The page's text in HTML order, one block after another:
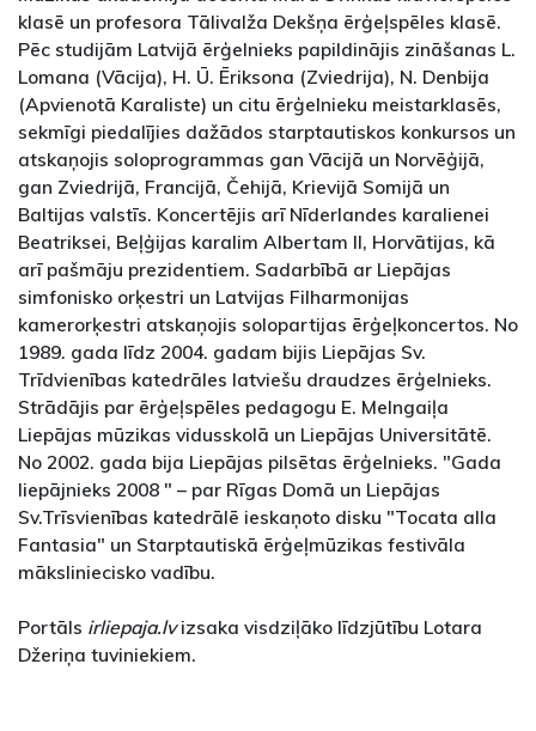
klasē un profesora Tālivalža Dekšņa ērģeļspēles klasē.
Pēc studijām Latvijā ērģelnieks papildinājis zināšanas L.
Lomana (Vācija), H. Ū. Ēriksona (Zviedrija), N. Denbija
(Apvienotā Karaliste) un citu ērģelnieku meistarklasēs,
sekmīgi piedalījies dažādos starptautiskos konkursos un
atskaņojis soloprogrammas gan Vācijā un Norvēģijā,
gan Zviedrijā, Francijā, Čehijā, Krievijā Somijā un
Baltijas valstīs. Koncertējis arī Nīderlandes karalienei
Beatriksei, Beļģijas karalim Albertam II, Horvātijas, kā
arī pašmāju prezidentiem. Sadarbībā ar Liepājas
simfonisko orķestri un Latvijas Filharmonijas
kamerorķestri atskaņojis solopartijas ērģeļkoncertos. No
1989. gada līdz 2004. gadam bijis Liepājas Sv.
Trīdvienības katedrāles latviešu draudzes ērģelnieks.
Strādājis par ērģeļspēles pedagogu E. Melngaiļa
Liepājas mūzikas vidusskolā un Liepājas Universitātē.
No 2002. gada bija Liepājas pilsētas ērģelnieks. "Gada
liepājnieks 2008 " – par Rīgas Domā un Liepājas
Sv.Trīsvienības katedrālē ieskaņoto disku "Tocata alla
Fantasia" un Starptautiskā ērģeļmūzikas festivāla
māksliniecisko vadību.
Portāls irliepaja.lvizsaka visdziļāko līdzjūtību Lotara
Džeriņa tuviniekiem.